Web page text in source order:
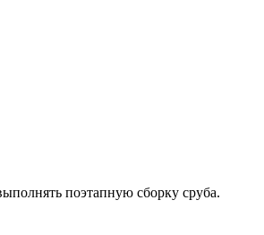
поэтапную сборку сруба.